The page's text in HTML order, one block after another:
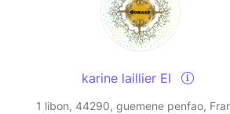
karine laillier EI
1 libon, 44290, guemene penfao,